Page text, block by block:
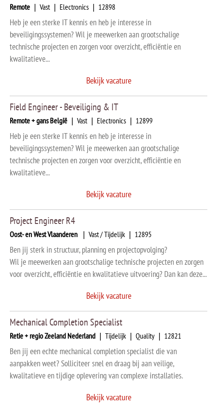
Remote | Vast | Electronics | 12898
Heb je een sterke IT kennis en heb je interesse in
beveiligingssystemen? Wil je meewerken aan grootschalige
technische projecten en zorgen voor overzicht, efficiëntie en
kwalitatieve...
Bekijk vacature
Field Engineer - Beveiliging & IT
Remote + gans België | Vast | Electronics | 12899
Heb je een sterke IT kennis en heb je interesse in
beveiligingssystemen? Wil je meewerken aan grootschalige
technische projecten en zorgen voor overzicht, efficiëntie en
kwalitatieve...
Bekijk vacature
Project Engineer R4
Oost- en West Vlaanderen | Vast / Tijdelijk | 12895
Ben jij sterk in structuur, planning en projectopvolging?
Wil je meewerken aan grootschalige technische projecten en zorgen
voor overzicht, efficiëntie en kwalitatieve uitvoering? Dan kan deze...
Bekijk vacature
Mechanical Completion Specialist
Retie + regio Zeeland Nederland | Tijdelijk | Quality | 12821
Ben jij een echte mechanical completion specialist die van
aanpakken weet? Solliciteer snel en draag bij aan veilige,
kwalitatieve en tijdige oplevering van complexe installaties.
Bekijk vacature